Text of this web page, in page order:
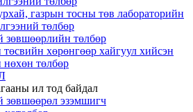
газрын тосны төв лабораторийн
төлбөр
зөвшөөрлийн төлбөр
хөрөнгөөр хайгуул хийсэн
нөхөн төлбөр
ил тод байдал
зөвшөөрөл эзэмшигч